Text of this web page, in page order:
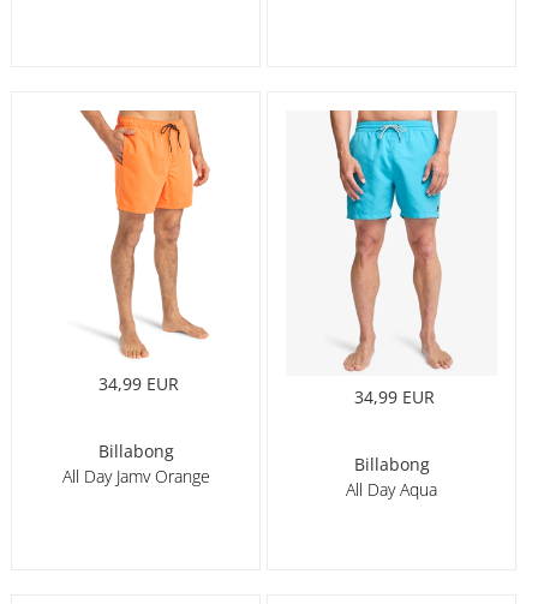
34,99 EUR
Billabong
All Day Jamv Orange
34,99 EUR
Billabong
All Day Aqua